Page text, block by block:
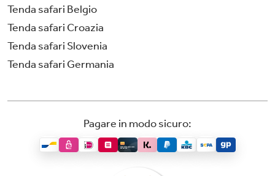
Tenda safari Belgio
Tenda safari Croazia
Tenda safari Slovenia
Tenda safari Germania
Pagare in modo sicuro: